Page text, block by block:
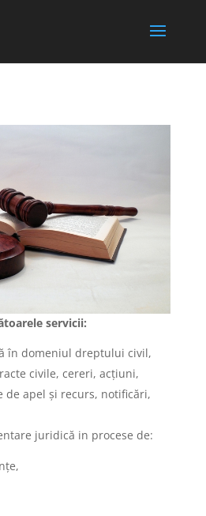
servicii:
în domeniul dreptului civil,
civile, cereri, acțiuni,
apel și recurs, notificări,
juridică in procese de: